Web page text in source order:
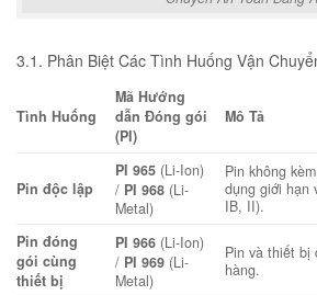
3.1. Phân Biệt Các Tình Huống Vận
Tình Huống
Mã Hướng
dẫn Đóng gói
(PI)
Mô Tả
Pin độc lập
PI 965 (Li-Ion)
/ PI 968 (Li-
Metal)
Pin không
dụng giới hạn
IB, II).
Pin đóng
gói cùng
thiết bị
PI 966 (Li-Ion)
/ PI 969 (Li-
Metal)
Pin và thiết bị
hàng.